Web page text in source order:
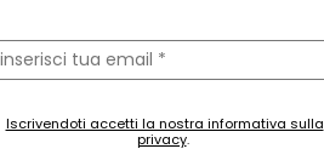
Iscrivendoti accetti la nostra informativa sulla
privacy.